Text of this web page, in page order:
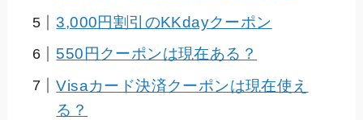
3,000円割引のKKdayクーポン
550円クーポンは現在ある？
Visaカード決済クーポンは現在使え
る？